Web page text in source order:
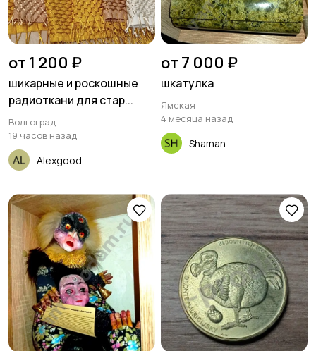
от 1 200 ₽
шикарные и роскошные
радиоткани для стар...
Волгоград
19 часов назад
Alexgood
от 7 000 ₽
шкатулка
Ямская
4 месяца назад
Shaman